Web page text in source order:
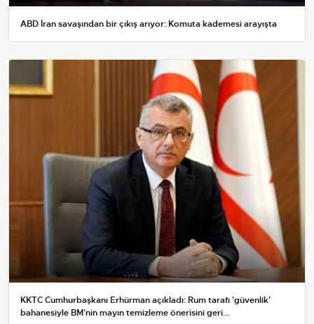
ABD İran savaşından bir çıkış arıyor: Komuta kademesi arayışta
KKTC Cumhurbaşkanı Erhürman açıkladı: Rum tarafı 'güvenlik'
bahanesiyle BM'nin mayın temizleme önerisini geri...